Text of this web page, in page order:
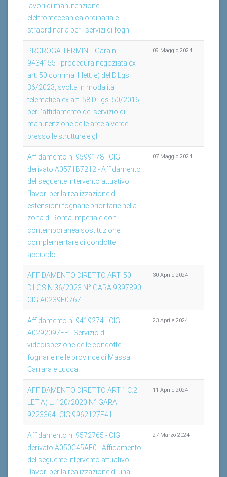
lavori di manutenzione
elettromeccanica ordinaria e
straordinaria per i servizi di fogn
PROROGA TERMINI - Gara n.
9434155 - procedura negoziata ex
art. 50 comma 1 lett. e) del D.Lgs.
36/2023, svolta in modalità
telematica ex art. 58 D.Lgs. 50/2016,
per l’affidamento del servizio di
manutenzione delle aree a verde
presso le strutture e gli i
09 Maggio 2024
Affidamento n. 9599178 - CIG
derivato A0571B7212 - Affidamento
del seguente intervento attuativo:
“lavori per la realizzazione di
estensioni fognarie prioritarie nella
zona di Roma Imperiale con
contemporanea sostituzione
complementare di condotte
acquedo
07 Maggio 2024
AFFIDAMENTO DIRETTO ART. 50
D.LGS N.36/2023 N° GARA 9397890-
CIG A0239E0767
30 Aprile 2024
Affidamento n. 9419274 - CIG
A0292097EE - Servizio di
videoispezione delle condotte
fognarie nelle province di Massa
Carrara e Lucca
23 Aprile 2024
AFFIDAMENTO DIRETTO ART.1 C.2
LET.A) L. 120/2020 N° GARA
9223364- CIG 9962127F41
11 Aprile 2024
Affidamento n. 9572765 - CIG
derivato A050C45AF0 - Affidamento
del seguente intervento attuativo:
“lavori per la realizzazione di una
27 Marzo 2024